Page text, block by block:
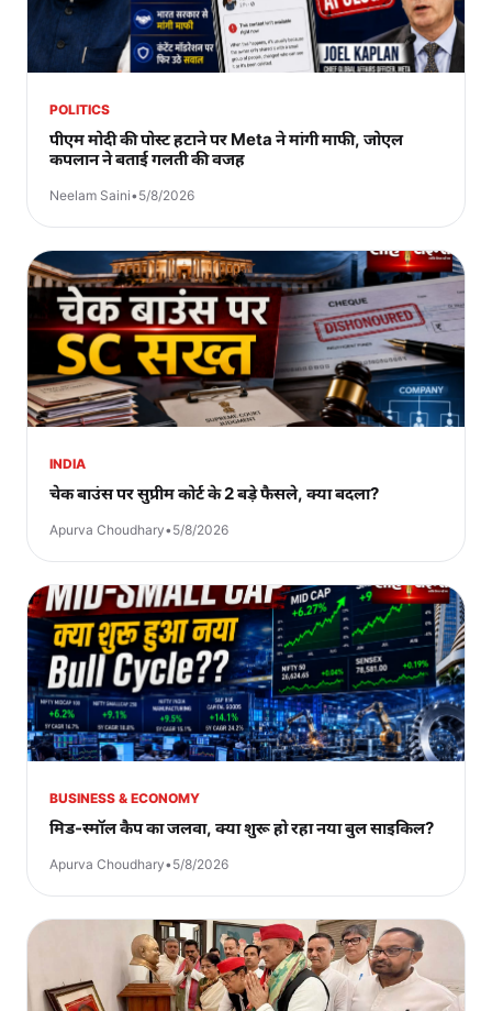
POLITICS
पीएम मोदी की पोस्ट हटाने पर Meta ने मांगी माफी, जोएल
कपलान ने बताई गलती की वजह
Neelam Saini•5/8/2026
INDIA
चेक बाउंस पर सुप्रीम कोर्ट के 2 बड़े फैसले, क्या बदला?
Apurva Choudhary•5/8/2026
BUSINESS & ECONOMY
मिड-स्मॉल कैप का जलवा, क्या शुरू हो रहा नया बुल साइकिल?
Apurva Choudhary•5/8/2026